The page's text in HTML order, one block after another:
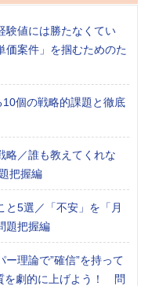
験値には勝たなくてい
価案件」を掴むためのた
10個の戦略的課題と徹底
略／誰も教えてくれな
把握編
と5選／「不安」を「月
題把握編
ー理論で”確信”を持って
を劇的に上げよう！ 問